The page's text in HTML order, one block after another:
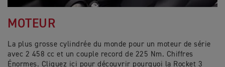
MOTEUR
La plus grosse cylindrée du monde pour un moteur de série
avec 2 458 cc et un couple record de 225 Nm. Chiffres
Énormes. Cliquez ici pour découvrir pourquoi la Rocket 3